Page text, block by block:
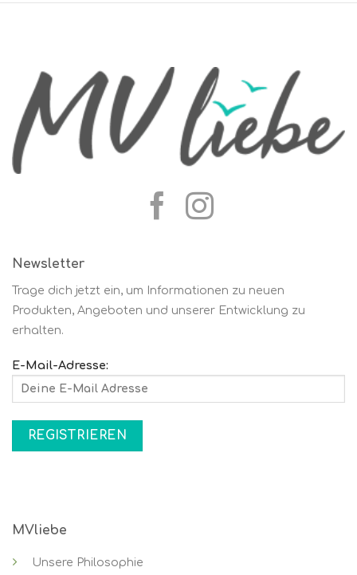
MVliebe
Unsere Philosophie
Newsletter
Trage dich jetzt ein, um Informationen zu neuen
Produkten, Angeboten und unserer Entwicklung zu
erhalten.
E-Mail-Adresse: